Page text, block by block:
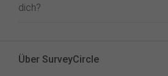
dich?
Über SurveyCircle